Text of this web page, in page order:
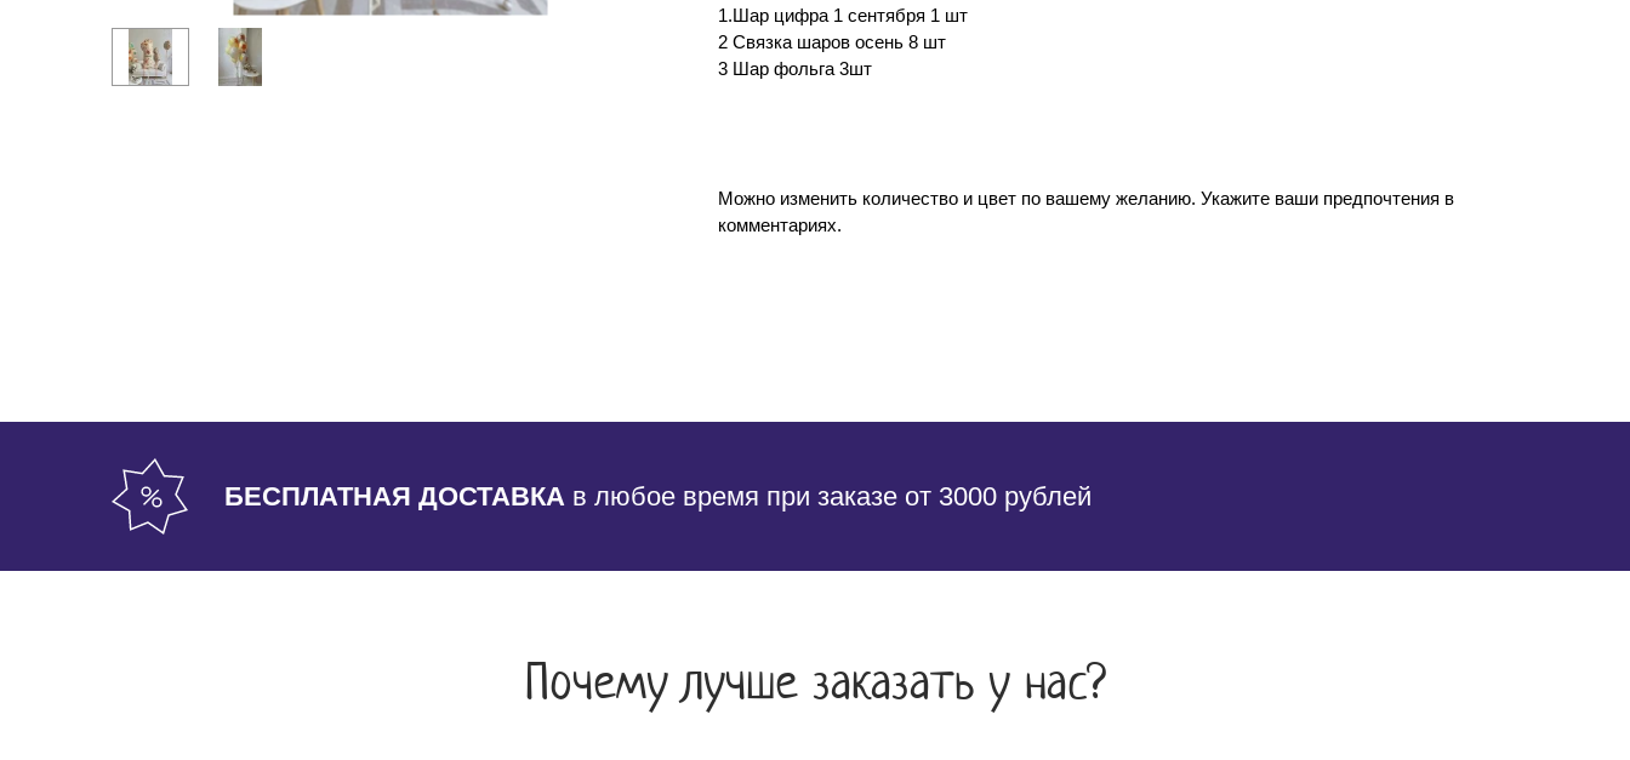
1.Шар цифра 1 сентября 1 шт
2 Связка шаров осень 8 шт
3 Шар фольга 3шт
Можно изменить количество и цвет по вашему желанию. Укажите ваши предпочтения в
комментариях.
БЕСПЛАТНАЯ ДОСТАВКА в любое время при заказе от 3000 рублей
Почему лучше заказать у нас?